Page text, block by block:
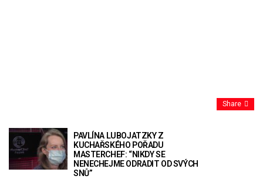
Share
PAVLÍNA LUBOJATZKY Z
KUCHAŘSKÉHO POŘADU
MASTERCHEF: “NIKDY SE
NENECHEJME ODRADIT OD SVÝCH
SNŮ”